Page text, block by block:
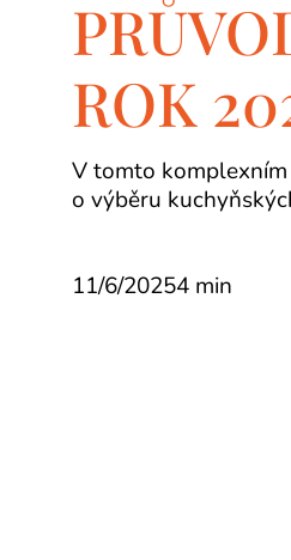
ROK
V tomto
o výběru
11/6/20254 min